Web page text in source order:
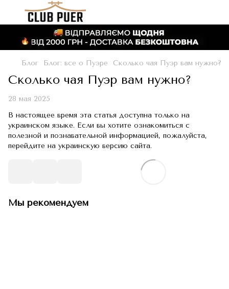
Блог Блог: все о Пуэре Сколько чая Пуэр вам нужно?
Сколько чая Пуэр вам нужно?
28 мая 2025
В настоящее время эта статья доступна только на
украинском языке. Если вы хотите ознакомиться с
полезной и познавательной информацией, пожалуйста,
перейдите на украинскую версию сайта.
Мы рекомендуем